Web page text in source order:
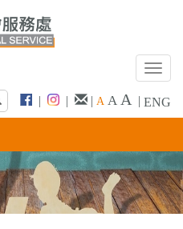
T
g
n
a
v
| | | A A A | ENG